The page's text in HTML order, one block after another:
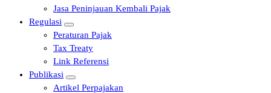
Jasa Peninjauan Kembali Pajak
Regulasi
Peraturan Pajak
Tax Treaty
Link Referensi
Publikasi
Artikel Perpajakan